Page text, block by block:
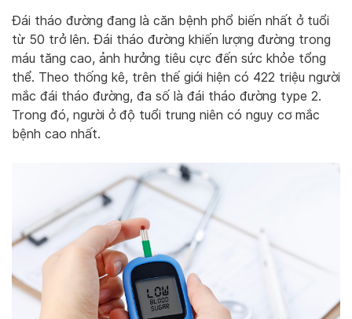
Đái tháo đường đang là căn bệnh phổ biến nhất ở tuổi
từ 50 trở lên. Đái tháo đường khiến lượng đường trong
máu tăng cao, ảnh hưởng tiêu cực đến sức khỏe tổng
thể. Theo thống kê, trên thế giới hiện có 422 triệu người
mắc đái tháo đường, đa số là đái tháo đường type 2.
Trong đó, người ở độ tuổi trung niên có nguy cơ mắc
bệnh cao nhất.